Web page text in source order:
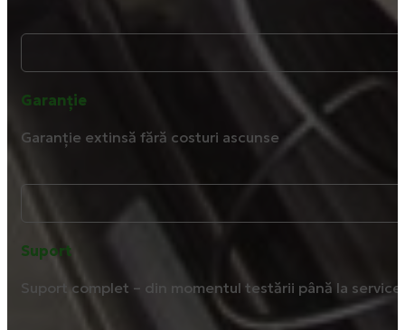
Garanție
Garanție extinsă fără costuri ascunse
Suport
Suport complet – din momentul testării până la